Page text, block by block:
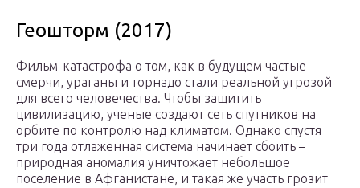
Геошторм (2017)
Фильм-катастрофа о том, как в будущем частые
смерчи, ураганы и торнадо стали реальной угрозой
для всего человечества. Чтобы защитить
цивилизацию, ученые создают сеть спутников на
орбите по контролю над климатом. Однако спустя
три года отлаженная система начинает сбоить –
природная аномалия уничтожает небольшое
поселение в Афганистане, и такая же участь грозит